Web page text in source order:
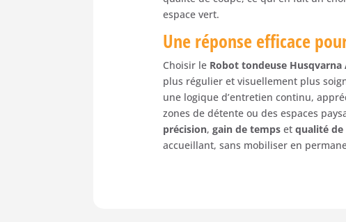
espace vert.
Une réponse efficace
Choisir le Robot tondeuse Husqvarna
plus régulier et visuellement plus
une logique d’entretien continu,
zones de détente ou des espaces
précision,gain de temps etqualité
accueillant, sans mobiliser en